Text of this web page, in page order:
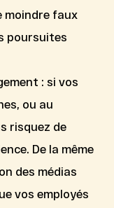
moindre faux
poursuites
: si vos
ou au
risquez de
De la même
des médias
vos employés